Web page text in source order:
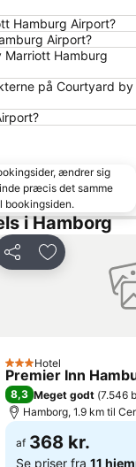
Zoo
kongresscenter
Heide
Hamburg
Dom
Hamburg Airport?
Airport?
Hamburg
på Courtyard by
ændrer sig
præcis det samme
bookingsiden.
i Hamborg
Del Føj til
3 Stjerner
Hotel
Premier Inn
8,3 Meget godt (7.546
Hamborg, 1.9 km til
af 368 kr.
Se priser fra 11